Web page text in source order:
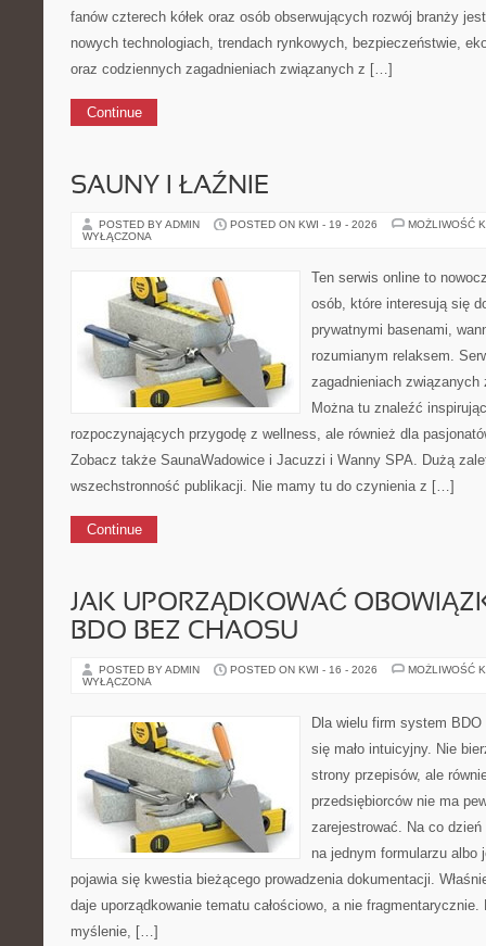
fanów czterech kółek oraz osób obserwujących rozwój branży
nowych technologiach, trendach rynkowych, bezpieczeństwie,
oraz codziennych zagadnieniach związanych z […]
Continue
SAUNY I ŁAŹNIE
POSTED BY ADMIN POSTED ON KWI - 19 - 2026
MOŻLIWOŚĆ
WYŁĄCZONA
Ten serwis online to
osób, które interesują się
prywatnymi basenami,
rozumianym relaksem.
zagadnieniach
Można tu znaleźć
rozpoczynających przygodę z wellness, ale również dla
Zobacz także SaunaWadowice i Jacuzzi i Wanny SPA. Dużą
wszechstronność publikacji. Nie mamy tu do czynienia z […]
Continue
JAK UPORZĄDKOWAĆ
BDO BEZ CHAOSU
POSTED BY ADMIN POSTED ON KWI - 16 - 2026
MOŻLIWOŚĆ
WYŁĄCZONA
Dla wielu firm system
się mało intuicyjny. Nie
strony przepisów, ale
przedsiębiorców nie ma
zarejestrować. Na co
na jednym formularzu albo
pojawia się kwestia bieżącego prowadzenia dokumentacji.
daje uporządkowanie tematu całościowo, a nie
myślenie, […]